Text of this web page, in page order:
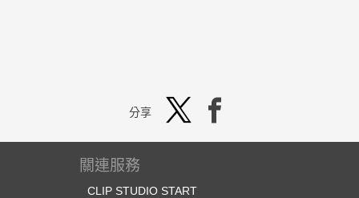
分享
關連服務
CLIP STUDIO START